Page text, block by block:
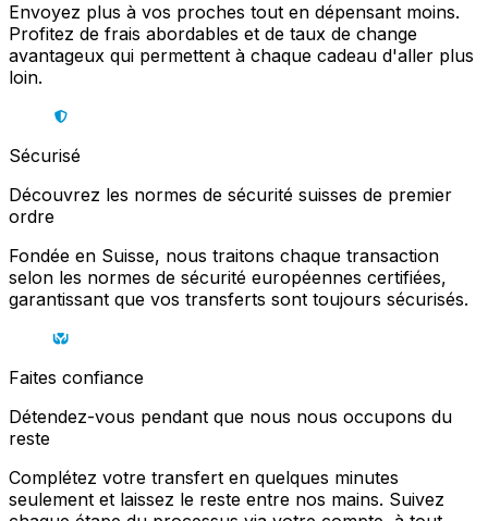
Envoyez plus à vos proches tout en dépensant moins.
Profitez de frais abordables et de taux de change
avantageux qui permettent à chaque cadeau d'aller plus
loin.
Sécurisé
Découvrez les normes de sécurité suisses de premier
ordre
Fondée en Suisse, nous traitons chaque transaction
selon les normes de sécurité européennes certifiées,
garantissant que vos transferts sont toujours sécurisés.
Faites confiance
Détendez-vous pendant que nous nous occupons du
reste
Complétez votre transfert en quelques minutes
seulement et laissez le reste entre nos mains. Suivez